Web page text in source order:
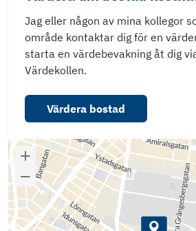
Jag eller någon av mina kollegor
område kontaktar dig för en
starta en värdebevakning åt dig
Värdekollen.
Värdera bostad